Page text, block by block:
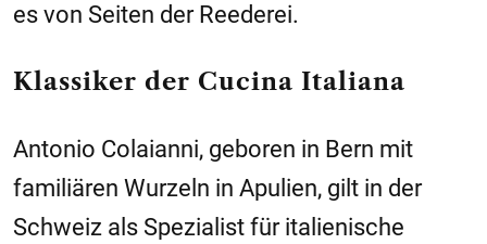
es von Seiten der Reederei.
Klassiker der Cucina Italiana
Antonio Colaianni, geboren in Bern mit
familiären Wurzeln in Apulien, gilt in der
Schweiz als Spezialist für italienische